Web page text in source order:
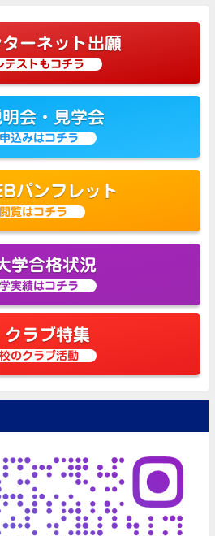
ーネット出願
テストもコチラ
会・見学会
込みはコチラ
パンフレット
閲覧はコチラ
学合格状況
実績はコチラ
クラブ特集
のクラブ活動